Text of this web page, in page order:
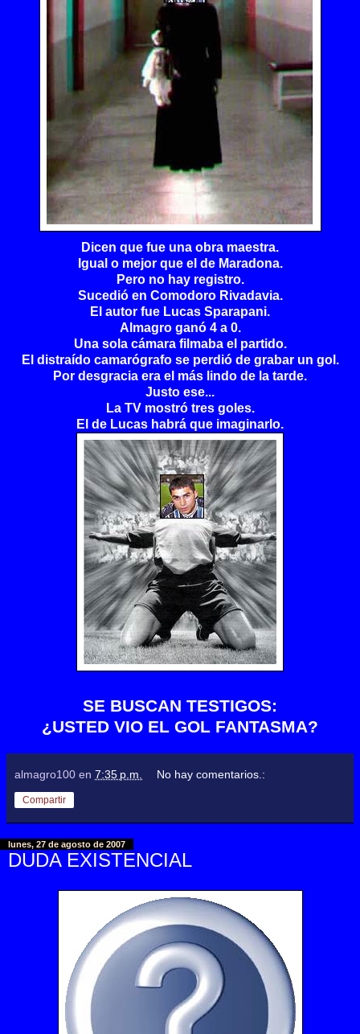
Dicen que fue una obra maestra.
Igual o mejor que el de Maradona.
Pero no hay registro.
Sucedió en Comodoro Rivadavia.
El autor fue Lucas Sparapani.
Almagro ganó 4 a 0.
Una sola cámara filmaba el partido.
El distraído camarógrafo se perdió de grabar un gol.
Por desgracia era el más lindo de la tarde.
Justo ese...
La TV mostró tres goles.
El de Lucas habrá que imaginarlo.
SE BUSCAN TESTIGOS:
¿USTED VIO EL GOL FANTASMA?
almagro100 en 7:35 p.m. No hay comentarios.:
Compartir
lunes, 27 de agosto de 2007
DUDA EXISTENCIAL